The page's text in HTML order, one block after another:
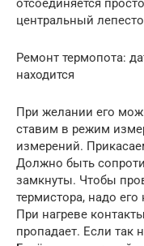
отсоединяется
центральный
Ремонт термопота:
находится
При желании его
ставим в режим
измерений.
Должно быть
замкнуты. Чтобы
термистора, надо его
При нагреве
пропадает. Если так